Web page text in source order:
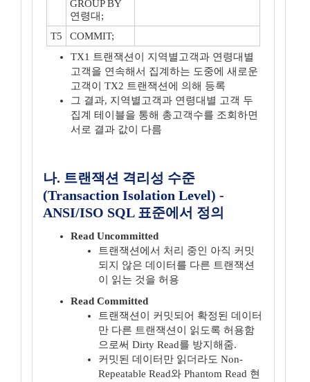
GROUP BY
연령대;
T5
COMMIT;
TX1 트랜잭션이 지역별고객과 연령대별
고객을 연속해서 집계하는 도중에 새로운
고객이 TX2 트랜잭션에 의해 등록
그 결과, 지역별고객과 연령대별 고객 두
집계 테이블을 통해 총고객수를 조회하면
서로 결과 값이 다름
나. 트랜잭션 격리성 수준
(Transaction Isolation Level) -
ANSI/ISO SQL 표준에서 정의
Read Uncommitted
트랜잭션에서 처리 중인 아직 커밋
되지 않은 데이터를 다른 트랜잭션
이 읽는 것을 허용
Read Committed
트랜잭션이 커밋되어 확정된 데이터
만 다른 트랜잭션이 읽도록 허용함
으로써 Dirty Read를 방지해줌.
커밋된 데이터만 읽더라도 Non-
Repeatable Read와 Phantom Read 현